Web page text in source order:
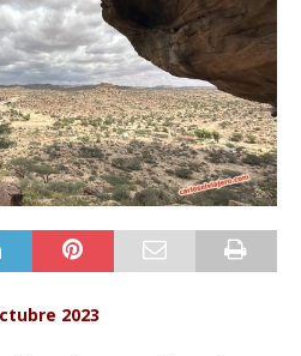
2023